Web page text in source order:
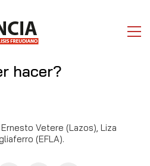
hacer?
Vetere (Lazos), Liza
(EFLA).